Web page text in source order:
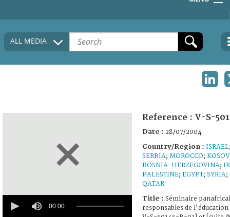
HOME
COLLECTIONS DESCRIPTION
ALL MEDIA
seconds
00:00
Reference : V-S-
Date : 28/07/2004
Country/Region : ISRAEL
SERBIA; MOROCCO;
BOSNIA-HERZEGOVINA;
PALESTINE; EGYPT; SYRIA;
QATAR
Title : Séminaire
responsables de